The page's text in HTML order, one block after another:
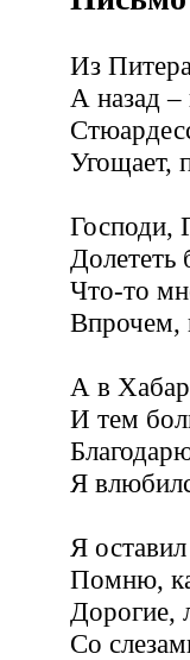
Из
А назад –
Угощает,
Господи,
Долететь
Что-то
Впрочем,
А в
И тем
Я
Я
Помню,
Дорогие,
Со